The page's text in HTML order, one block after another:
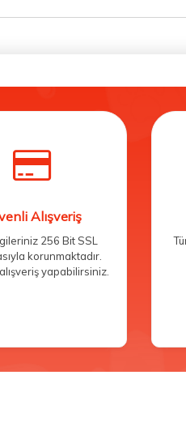
Alışveriş
256 Bit SSL
korunmaktadır.
yapabilirsiniz.